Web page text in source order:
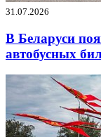
31.07.2026
В Беларуси
автобусных